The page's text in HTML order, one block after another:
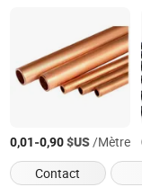
0,01-0,90$US/Mètre
Contact